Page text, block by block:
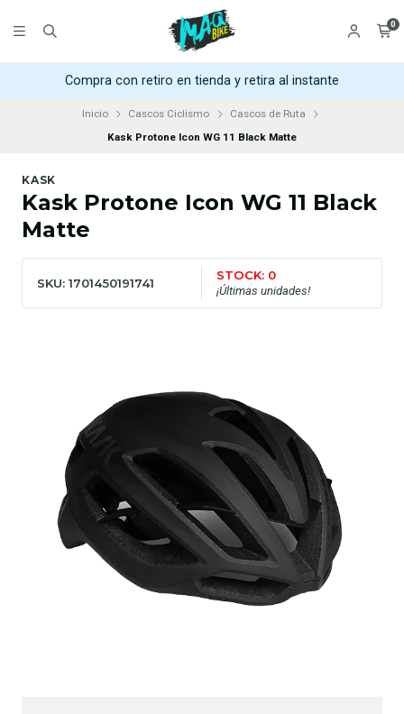
0
Compra con retiro en tienda y retira al instante
Inicio Cascos Ciclismo
Cascos de Ruta
Kask Protone Icon WG 11 Black Matte
KASK
Kask Protone Icon WG 11 Black
Matte
SKU: 1701450191741
STOCK: 0
¡Últimas unidades!